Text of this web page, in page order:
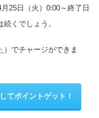
25日（火）0:00～終了日
くでしょう。
）でチャージができま
てポイントゲット！